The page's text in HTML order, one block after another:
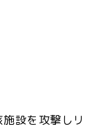
設を攻撃しリ